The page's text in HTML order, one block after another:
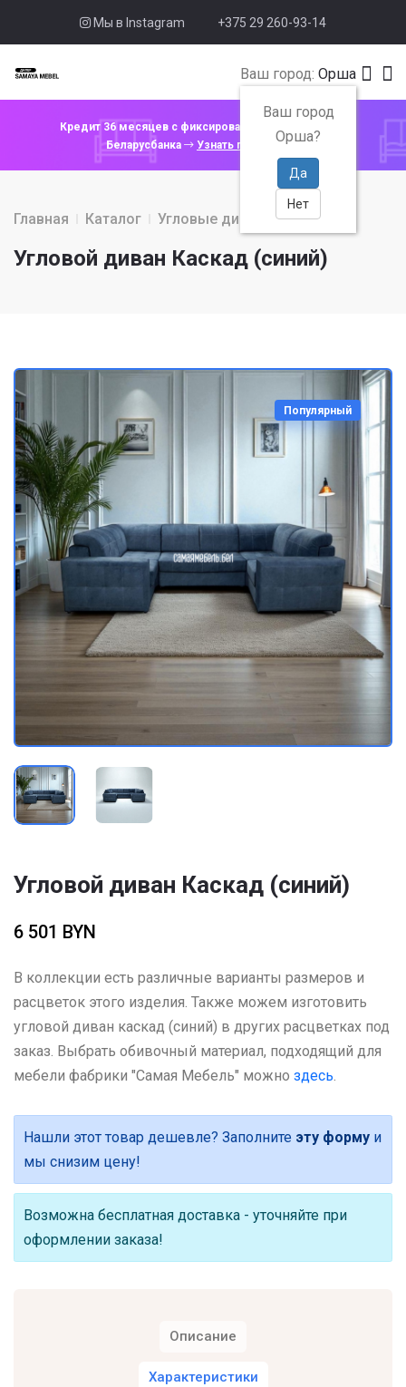
Мы в Instagram +375 29 260-93-14
Ваш город: Орша
Ваш город
Орша?
Да
Нет
Кредит 36 месяцев с фиксированной ставкой 4% от
Беларусбанка
Узнать подробнее
Главная Каталог Угловые диваны
Угловой диван Каскад (синий)
Популярный
Угловой диван Каскад (синий)
6 501 BYN
В коллекции есть различные варианты размеров и
расцветок этого изделия. Также можем изготовить
угловой диван каскад (синий) в других расцветках под
заказ. Выбрать обивочный материал, подходящий для
мебели фабрики "Самая Мебель" можно здесь.
Нашли этот товар дешевле? Заполните эту форму и
мы снизим цену!
Возможна бесплатная доставка - уточняйте при
оформлении заказа!
Описание
Характеристики